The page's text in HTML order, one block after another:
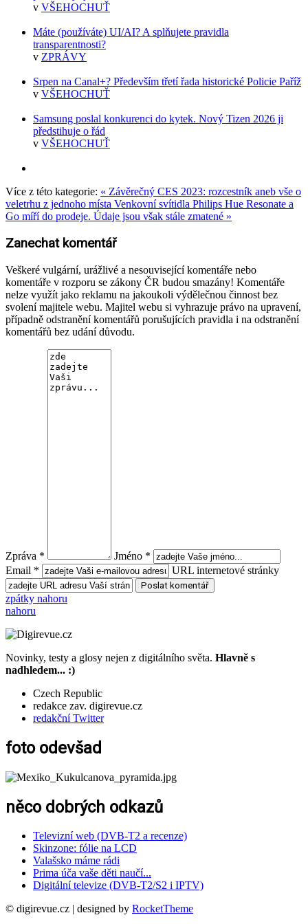
v VŠEHOCHUŤ
Máte (používáte) UI/AI? A splňujete pravidla
transparentnosti?
v ZPRÁVY
Srpen na Canal+? Především třetí řada historické Policie Paříž
v VŠEHOCHUŤ
Samsung poslal konkurenci do kytek. Nový Tizen 2026 ji
předstihuje o řád
v VŠEHOCHUŤ
Více z této kategorie: « Závěrečný CES 2023: rozcestník aneb vše o
veletrhu z jednoho místa Venkovní svítidla Philips Hue Resonate a
Go míří do prodeje. Údaje jsou však stále zmatené »
Zanechat komentář
Veškeré vulgární, urážlivé a nesouvisející komentáře nebo
komentáře v rozporu se zákony ČR budou smazány! Komentáře
nelze využít jako reklamu na jakoukoli výdělečnou činnost bez
svolení majitele webu. Majitel webu si vyhrazuje právo na upravení,
případně odstranění komentářů porušujících pravidla i na odstranění
komentářů bez udání důvodu.
Zpráva *
Jméno *
Email *
URL internetové stránky
zpátky nahoru
nahoru
Novinky, testy a glosy nejen z digitálního světa. Hlavně s
nadhledem... :)
Czech Republic
redakce zav. digirevue.cz
redakční Twitter
foto odevšad
něco dobrých odkazů
Televizní web (DVB-T2 a recenze)
Skinzone: fólie na LCD
Valašsko máme rádi
Prima úča vaše děti naučí...
Digitální televize (DVB-T2/S2 i IPTV)
© digirevue.cz | designed by RocketTheme